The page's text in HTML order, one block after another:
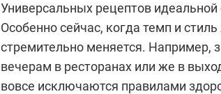
Универсальных рецептов идеальной
Особенно сейчас, когда темп и
стремительно меняется. Например,
вечерам в ресторанах или же в
вовсе исключаются правилами